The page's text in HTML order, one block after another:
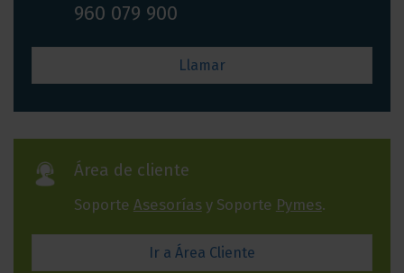
960 079 900
Llamar
Área de cliente
Soporte Asesoríasy Soporte Pymes.
Ir a Área Cliente